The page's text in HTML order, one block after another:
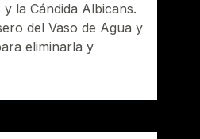
la Cándida Albicans.
del Vaso de Agua y
eliminarla y